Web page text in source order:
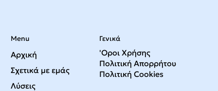
Menu
Αρχική
Σχετικά με εμάς
Λύσεις
Γενικά
'Οροι Χρήσης
Πολιτική Απορρήτου
Πολιτική Cookies